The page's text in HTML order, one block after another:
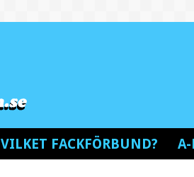
VILKET FACKFÖRBUND? A-